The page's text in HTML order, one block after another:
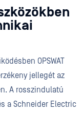
OPSWAT
jellegét az
A rosszindulatú
a Schneider Electric